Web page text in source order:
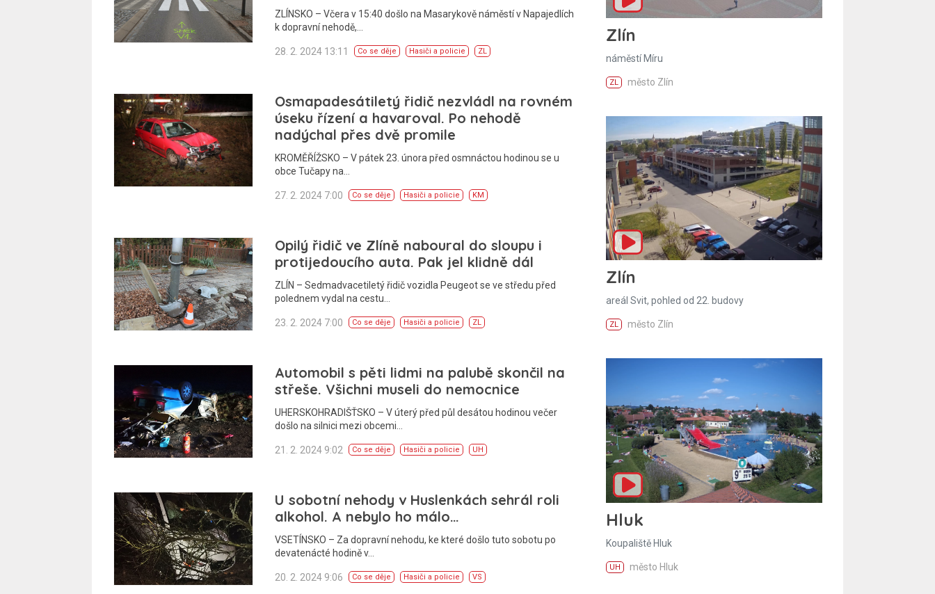
ZLÍNSKO – Včera v 15:40 došlo na Masarykově náměstí v Napajedlích
k dopravní nehodě,…
28. 2. 2024 13:11 Co se děje Hasiči a policie ZL
Osmapadesátiletý řidič nezvládl na rovném
úseku řízení a havaroval. Po nehodě
nadýchal přes dvě promile
KROMĚŘÍŽSKO – V pátek 23. února před osmnáctou hodinou se u
obce Tučapy na…
27. 2. 2024 7:00 Co se děje Hasiči a policie KM
Opilý řidič ve Zlíně naboural do sloupu i
protijedoucího auta. Pak jel klidně dál
ZLÍN – Sedmadvacetiletý řidič vozidla Peugeot se ve středu před
polednem vydal na cestu…
23. 2. 2024 7:00 Co se děje Hasiči a policie ZL
Automobil s pěti lidmi na palubě skončil na
střeše. Všichni museli do nemocnice
UHERSKOHRADIŠŤSKO – V úterý před půl desátou hodinou večer
došlo na silnici mezi obcemi…
21. 2. 2024 9:02 Co se děje Hasiči a policie UH
U sobotní nehody v Huslenkách sehrál roli
alkohol. A nebylo ho málo…
VSETÍNSKO – Za dopravní nehodu, ke které došlo tuto sobotu po
devatenácté hodině v…
20. 2. 2024 9:06 Co se děje Hasiči a policie VS
Zlín
náměstí Míru
ZL město Zlín
Zlín
areál Svit, pohled od 22. budovy
ZL město Zlín
Hluk
Koupaliště Hluk
UH město Hluk